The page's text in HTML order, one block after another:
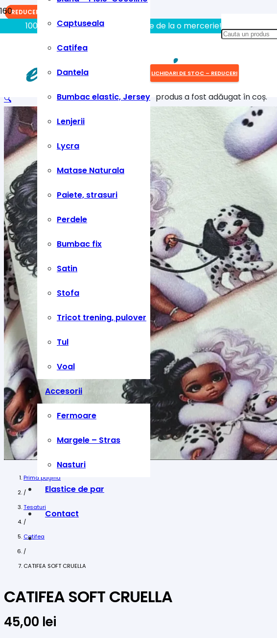
100% aici gasiti tot ce aveti nevoie de la o mercerie!!
Captuseala
Catifea
Dantela
Bumbac elastic, Jersey
Lenjerii
Lycra
Matase Naturala
Paiete, strasuri
Perdele
Bumbac fix
Satin
Stofa
Tricot trening, pulover
Tul
Voal
Accesorii
Fermoare
Margele – Stras
Nasturi
Elastice de par
Contact
LICHIDARI DE STOC – REDUCERI
produsa fost adăugat în coș.
🔍
Prima pagină
/
Tesaturi
/
Catifea
/
CATIFEA SOFT CRUELLA
CATIFEA SOFT CRUELLA
45,00 lei
REDUCERI!
REDUCERI!
REDUCERI!